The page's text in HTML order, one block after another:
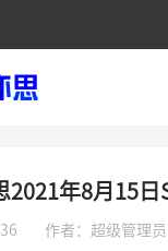
2021年8月15日
作者：超级管理员